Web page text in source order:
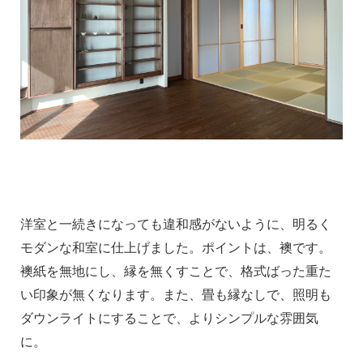
洋室と一続きになっても違和感がないように、明るく
モダンな和室に仕上げました。ポイントは、襖です。
襖紙を無地にし、縁を無くすことで、格式ばった重た
い印象が無くなります。また、畳も縁なしで、照明も
ダウンライトにすることで、よりシンプルな雰囲気
に。